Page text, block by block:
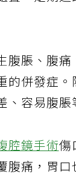
脹、腹
併發症。
容易腹脹
腔鏡手術
痛，胃口